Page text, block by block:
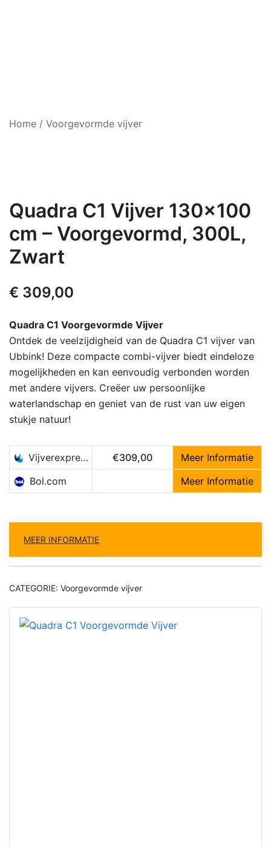
Home / Voorgevormde vijver
Quadra C1 Vijver 130×100
cm – Voorgevormd, 300L,
Zwart
€ 309,00
Quadra C1 Voorgevormde Vijver
Ontdek de veelzijdigheid van de Quadra C1 vijver van
Ubbink! Deze compacte combi-vijver biedt eindeloze
mogelijkheden en kan eenvoudig verbonden worden
met andere vijvers. Creëer uw persoonlijke
waterlandschap en geniet van de rust van uw eigen
stukje natuur!
Vijverexpress.nl €309,00
Meer Informatie
Bol.com
Meer Informatie
MEER INFORMATIE
CATEGORIE: Voorgevormde vijver